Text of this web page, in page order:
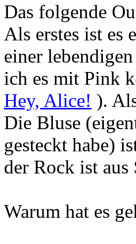
Das folgende
Als erstes ist es
einer
ich es mit Pink
Hey, Alice! ).
Die Bluse
gesteckt habe)
der Rock ist aus
Warum hat es